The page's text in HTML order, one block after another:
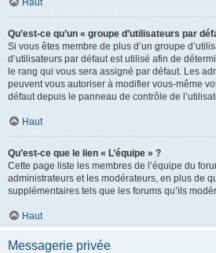
Haut
Qu’est-ce qu’un « groupe d’utilisateurs par
Si vous êtes membre de plus d’un groupe
d’utilisateurs par défaut est utilisé afin de
le rang qui vous sera assigné par défaut. Les
peuvent vous autoriser à modifier vous-même
défaut depuis le panneau de contrôle de
Haut
Qu’est-ce que le lien « L’équipe » ?
Cette page liste les membres de l’équipe du
administrateurs et les modérateurs, en plus de
supplémentaires tels que les forums qu’ils
Haut
Messagerie privée